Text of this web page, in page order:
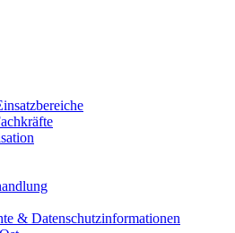
& Datenschutzinformationen